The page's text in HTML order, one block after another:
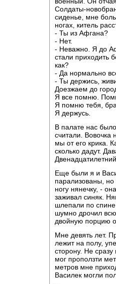
Солдаты-
сиденье, мне
ногах, китель
- Ты из Афгана?
- Нет.
- Неважно. Я до
стали приходить
как?
- Да нормально
- Ты держись,
Доезжаем до
Я все помню.
Я помню тебя,
Я держусь.
В палате нас
считали. Вовочка
мы от его крика.
сколько дадут.
Еще были я и
парализованы, но
ногу нянечку, -
заживал синяк.
шлепали по
шумно дрочил
двойную порцию
Мне девять лет.
лежит на полу,
сторону. Не сразу
мог проползти
метров мне
Василек могли